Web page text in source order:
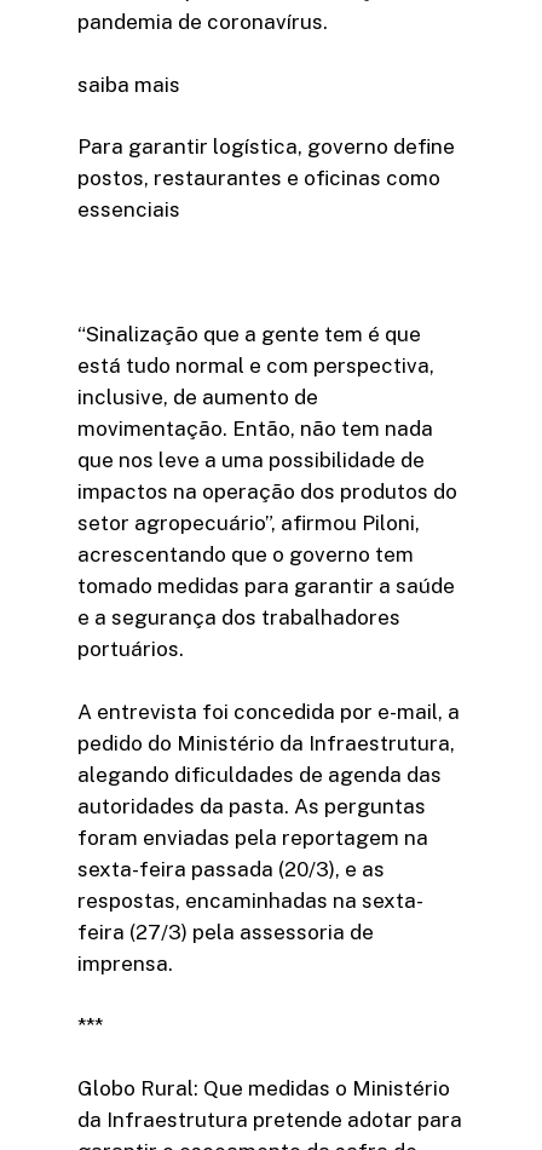
pandemia de coronavírus.
saiba mais
Para garantir logística, governo define
postos, restaurantes e oficinas como
essenciais
“Sinalização que a gente tem é que
está tudo normal e com perspectiva,
inclusive, de aumento de
movimentação. Então, não tem nada
que nos leve a uma possibilidade de
impactos na operação dos produtos do
setor agropecuário”, afirmou Piloni,
acrescentando que o governo tem
tomado medidas para garantir a saúde
e a segurança dos trabalhadores
portuários.
A entrevista foi concedida por e-mail, a
pedido do Ministério da Infraestrutura,
alegando dificuldades de agenda das
autoridades da pasta. As perguntas
foram enviadas pela reportagem na
sexta-feira passada (20/3), e as
respostas, encaminhadas na sexta-
feira (27/3) pela assessoria de
imprensa.
***
Globo Rural: Que medidas o Ministério
da Infraestrutura pretende adotar para